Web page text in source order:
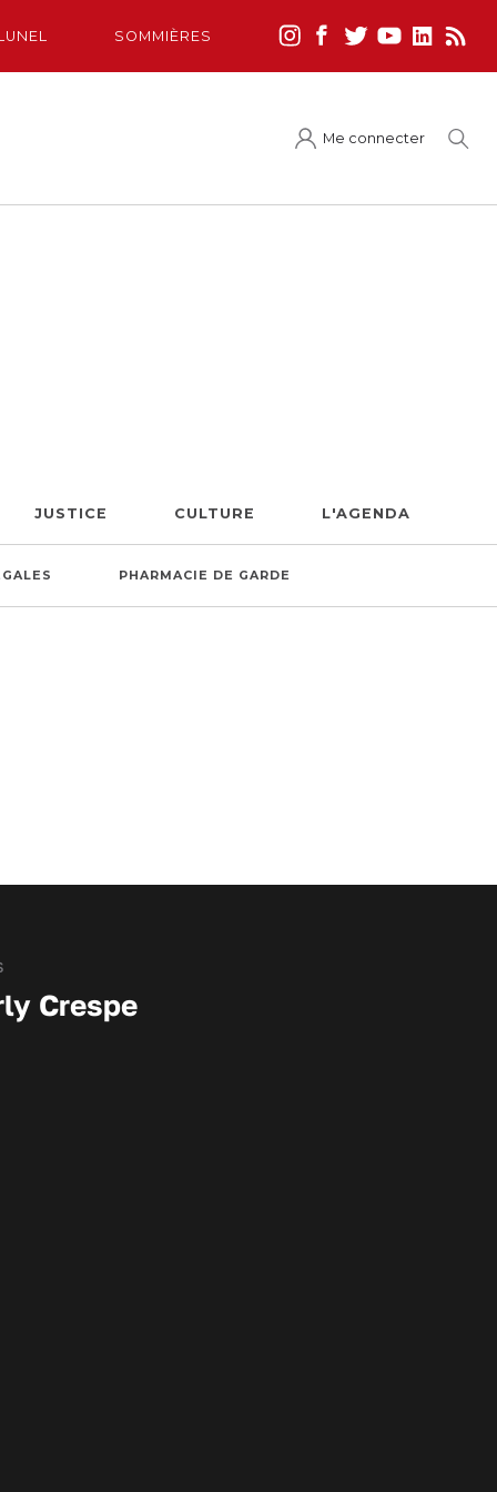
SOMMIÈRES
Me connecter
JUSTICE CULTURE L'AGENDA
PHARMACIE DE GARDE
Crespe